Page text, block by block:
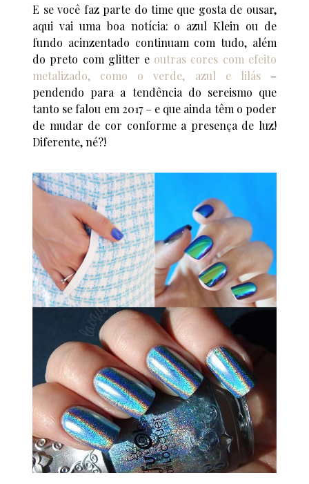
E se você faz parte do time que gosta de ousar,
aqui vai uma boa notícia: o azul Klein ou de
fundo acinzentado continuam com tudo, além
do preto com glitter e outras cores com efeito
metalizado, como o verde, azul e lilás–
pendendo para a tendência do sereismo que
tanto se falou em 2017 – e que ainda têm o poder
de mudar de cor conforme a presença de luz!
Diferente, né?!